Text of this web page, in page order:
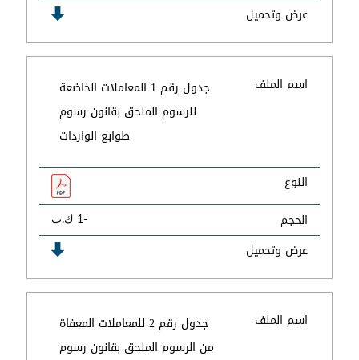
عرض وتحميل
اسم الملف
جدول رقم 1 المعاملات الخاضعة
للرسوم الملحق بقانون رسوم
طوابع الواردات
النوع
الحجم
-1 ك.ب
عرض وتحميل
اسم الملف
جدول رقم 2 للمعاملات المعفاة
من الرسوم الملحق بقانون رسوم